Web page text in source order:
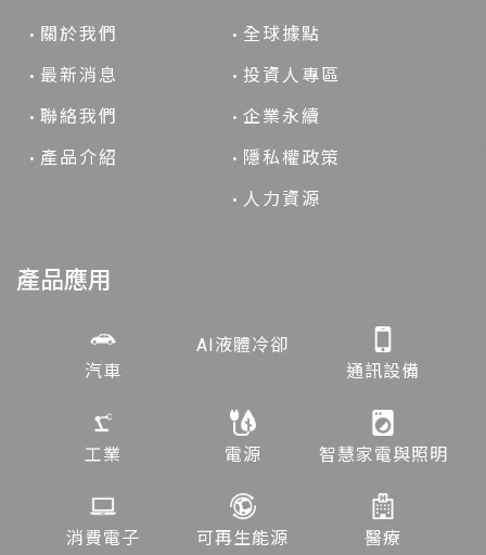
關於我們
最新消息
聯絡我們
產品介紹
全球據點
投資人專區
企業永續
隱私權政策
人力資源
產品應用
汽車
AI液體冷卻
通訊設備
工業 電源 智慧家電與照明
消費電子 可再生能源 醫療